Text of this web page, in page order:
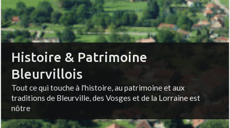
Histoire & Patrimoine
Bleurvillois
Tout ce qui touche à l'histoire, au patrimoine et aux
traditions de Bleurville, des Vosges et de la Lorraine est
nôtre